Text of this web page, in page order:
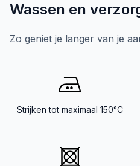
Wassen en
Zo geniet je langer van je
Strijken tot maximaal 150°C